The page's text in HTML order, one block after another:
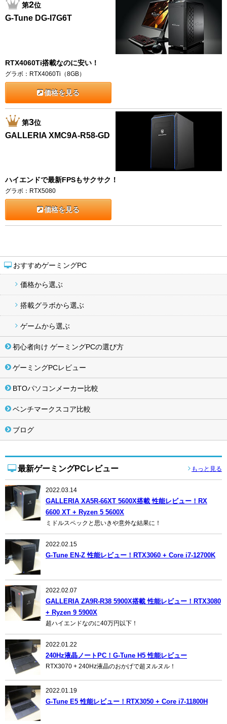
おすすめゲーミングPC
価格から選ぶ
搭載グラボから選ぶ
ゲームから選ぶ
初心者向け ゲーミングPCの選び方
ゲーミングPCレビュー
BTOパソコンメーカー比較
ベンチマークスコア比較
ブログ
最新ゲーミングPCレビュー もっと見る
2022.03.14
GALLERIA XA5R-66XT 5600X搭載 性能レビュー！RX
6600 XT + Ryzen 5 5600X
ミドルスペックと思いきや意外な結果に！
2022.02.15
G-Tune EN-Z 性能レビュー！RTX3060 + Core i7-12700K
2022.02.07
GALLERIA ZA9R-R38 5900X搭載 性能レビュー！RTX3080
+ Ryzen 9 5900X
超ハイエンドなのに40万円以下！
2022.01.22
240Hz液晶ノートPC！G-Tune H5 性能レビュー
RTX3070 + 240Hz液晶のおかげで超ヌルヌル！
2022.01.19
G-Tune E5 性能レビュー！RTX3050 + Core i7-11800H
第2位
G-Tune DG-I7G6T
RTX4060Ti搭載なのに安い！
グラボ：RTX4060Ti（8GB）
価格を見る
第3位
GALLERIA XMC9A-R58-GD
ハイエンドで最新FPSもサクサク！
グラボ：RTX5080
価格を見る